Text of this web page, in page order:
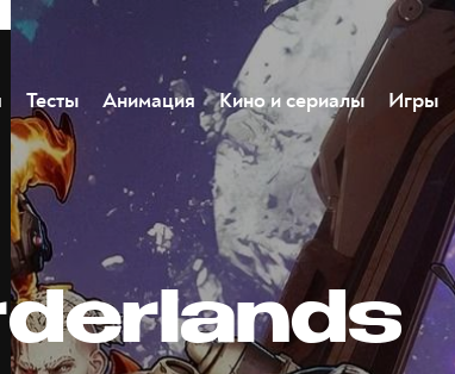
Тесты Анимация Кино и сериалы Игры